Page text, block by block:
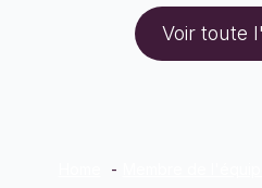
Voir toute